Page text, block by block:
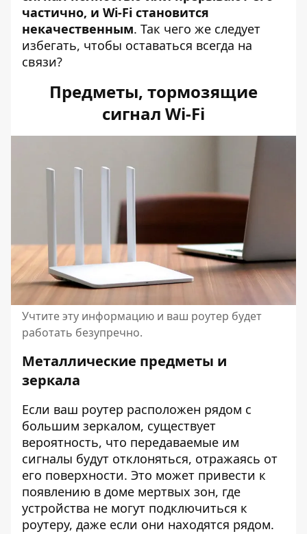
частично, и Wi-Fi становится
некачественным. Так чего же следует
избегать, чтобы оставаться всегда на
связи?
Предметы, тормозящие
сигнал Wi-Fi
Учтите эту информацию и ваш роутер будет
работать безупречно.
Металлические предметы и
зеркала
Если ваш роутер расположен рядом с
большим зеркалом, существует
вероятность, что передаваемые им
сигналы будут отклоняться, отражаясь от
его поверхности. Это может привести к
появлению в доме мертвых зон, где
устройства не могут подключиться к
роутеру, даже если они находятся рядом.